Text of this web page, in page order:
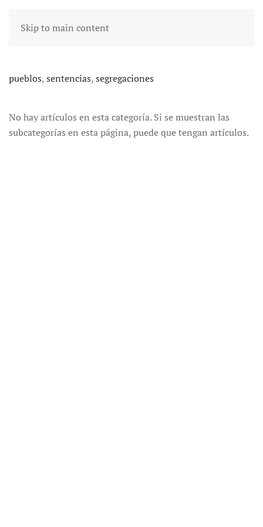
Skip to main content
pueblos,sentencias,segregaciones
No hay artículos en esta categoría. Si se muestran las
subcategorías en esta página, puede que tengan artículos.